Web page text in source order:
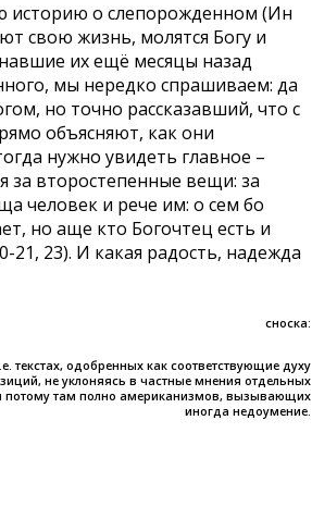
историю о слепорожденном (Ин
свою жизнь, молятся Богу и
их ещё месяцы назад
мы нередко спрашиваем: да
но точно рассказавший, что с
объясняют, как они
нужно увидеть главное –
за второстепенные вещи: за
человек и рече им: о сем бо
но аще кто Богочтец есть и
23). И какая радость, надежда
сноска:
текстах, одобренных как соответствующие духу
не уклоняясь в частные мнения отдельных
и потому там полно американизмов, вызывающих
иногда недоумение.